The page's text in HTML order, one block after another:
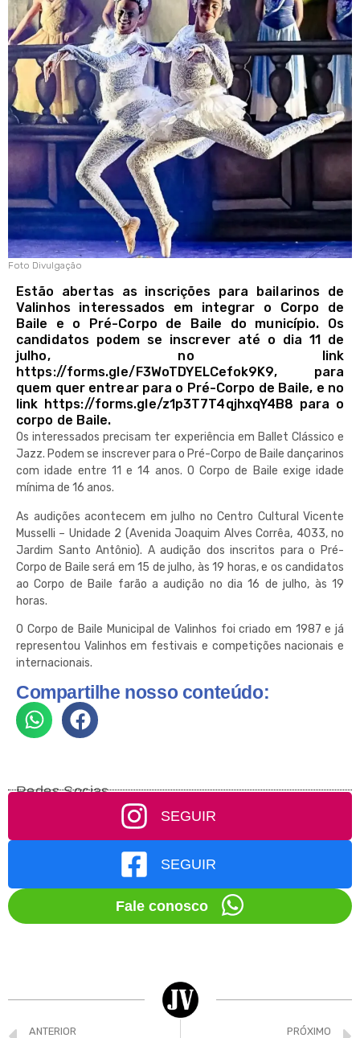
Foto Divulgação
Estão abertas as inscrições para bailarinos de
Valinhos interessados em integrar o Corpo de
Baile e o Pré-Corpo de Baile do município. Os
candidatos podem se inscrever até o dia 11 de
julho, no link
https://forms.gle/F3WoTDYELCefok9K9, para
quem quer entrear para o Pré-Corpo de Baile, e no
link https://forms.gle/z1p3T7T4qjhxqY4B8 para o
corpo de Baile.
Os interessados precisam ter experiência em Ballet Clássico e
Jazz. Podem se inscrever para o Pré-Corpo de Baile dançarinos
com idade entre 11 e 14 anos. O Corpo de Baile exige idade
mínima de 16 anos.
As audições acontecem em julho no Centro Cultural Vicente
Musselli – Unidade 2 (Avenida Joaquim Alves Corrêa, 4033, no
Jardim Santo Antônio). A audição dos inscritos para o Pré-
Corpo de Baile será em 15 de julho, às 19 horas, e os candidatos
ao Corpo de Baile farão a audição no dia 16 de julho, às 19
horas.
O Corpo de Baile Municipal de Valinhos foi criado em 1987 e já
representou Valinhos em festivais e competições nacionais e
internacionais.
Compartilhe nosso conteúdo:
Redes Socias
SEGUIR
SEGUIR
Fale conosco
ANTERIOR PRÓXIMO